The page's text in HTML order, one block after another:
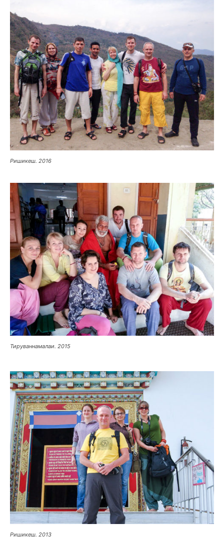
Ришикеш. 2016
Тируваннамалаи. 2015
Ришикеш. 2013